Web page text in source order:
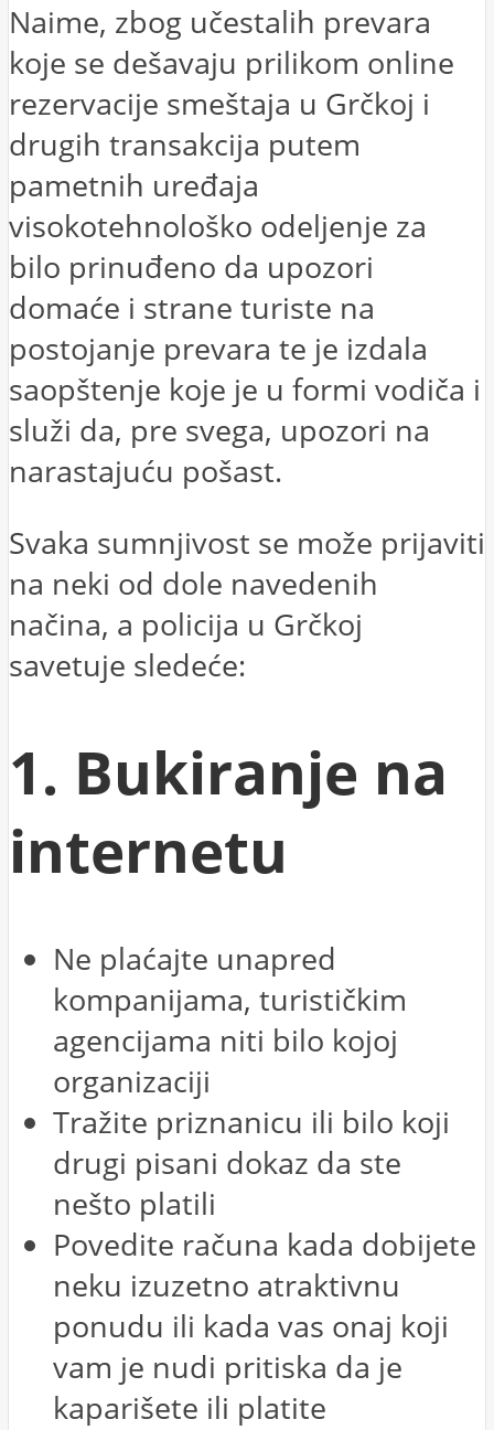
Naime, zbog učestalih prevara
koje se dešavaju prilikom online
rezervacije smeštaja u Grčkoj i
drugih transakcija putem
pametnih uređaja
visokotehnološko odeljenje za
bilo prinuđeno da upozori
domaće i strane turiste na
postojanje prevara te je izdala
saopštenje koje je u formi vodiča i
služi da, pre svega, upozori na
narastajuću pošast.
Svaka sumnjivost se može prijaviti
na neki od dole navedenih
načina, a policija u Grčkoj
savetuje sledeće:
1. Bukiranje na
internetu
Ne plaćajte unapred
kompanijama, turističkim
agencijama niti bilo kojoj
organizaciji
Tražite priznanicu ili bilo koji
drugi pisani dokaz da ste
nešto platili
Povedite računa kada dobijete
neku izuzetno atraktivnu
ponudu ili kada vas onaj koji
vam je nudi pritiska da je
kaparišete ili platite